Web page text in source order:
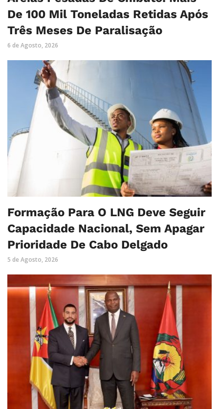
De 100 Mil Toneladas Retidas Após
Três Meses De Paralisação
6 de Agosto, 2026
Formação Para O LNG Deve Seguir
Capacidade Nacional, Sem Apagar
Prioridade De Cabo Delgado
5 de Agosto, 2026